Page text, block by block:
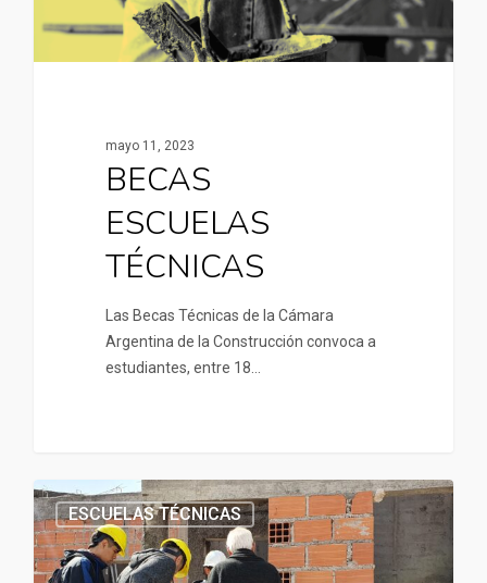
mayo 11, 2023
BECAS
ESCUELAS
TÉCNICAS
Las Becas Técnicas de la Cámara
Argentina de la Construcción convoca a
estudiantes, entre 18…
ESCUELAS TÉCNICAS